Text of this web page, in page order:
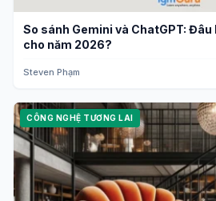
So sánh Gemini và ChatGPT:
cho năm 2026?
Steven Phạm
CÔNG NGHỆ TƯƠNG LAI